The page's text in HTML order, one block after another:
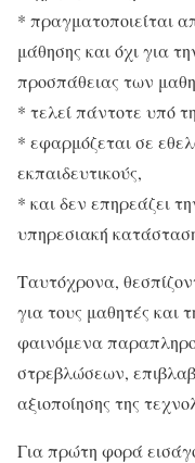
* πραγματοποιείται
μάθησης και όχι για
προσπάθειας των
* τελεί πάντοτε υπό
* εφαρμόζεται σε
εκπαιδευτικούς,
* και δεν επηρεάζει
υπηρεσιακή
Ταυτόχρονα,
για τους μαθητές και
φαινόμενα
στρεβλώσεων,
αξιοποίησης της
Για πρώτη φορά